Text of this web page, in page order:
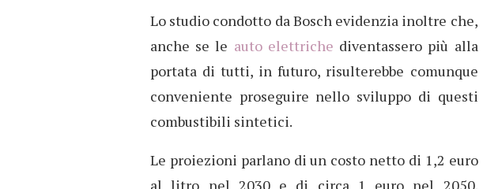
Lo studio condotto da Bosch evidenzia inoltre che,
anche se le auto elettriche diventassero più alla
portata di tutti, in futuro, risulterebbe comunque
conveniente proseguire nello sviluppo di questi
combustibili sintetici.
Le proiezioni parlano di un costo netto di 1,2 euro